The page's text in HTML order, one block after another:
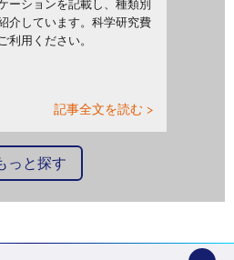
ーションを記載し、種類別
介しています。科学研究費
利用ください。
記事全文を読む >
っと探す